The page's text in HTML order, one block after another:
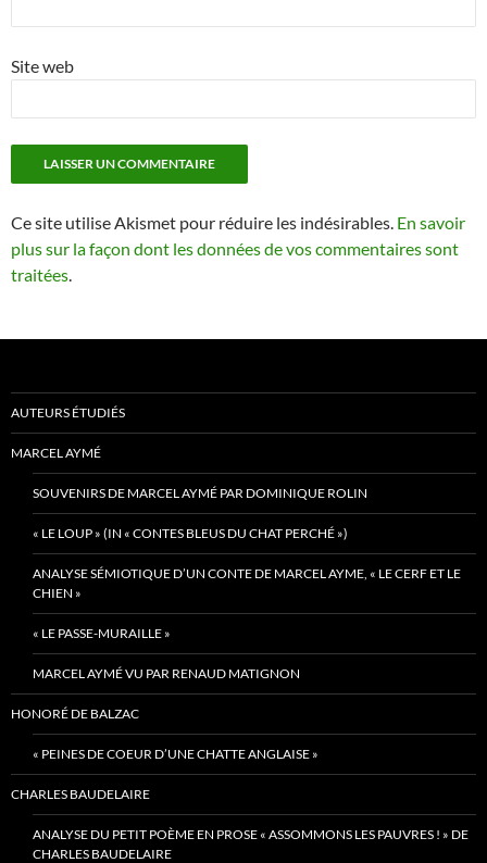
Site web
Ce site utilise Akismet pour réduire les indésirables. En savoir
plus sur la façon dont les données de vos commentaires sont
traitées.
AUTEURS ÉTUDIÉS
MARCEL AYMÉ
SOUVENIRS DE MARCEL AYMÉ PAR DOMINIQUE ROLIN
« LE LOUP » (IN « CONTES BLEUS DU CHAT PERCHÉ »)
ANALYSE SÉMIOTIQUE D’UN CONTE DE MARCEL AYME, « LE CERF ET LE
CHIEN »
« LE PASSE-MURAILLE »
MARCEL AYMÉ VU PAR RENAUD MATIGNON
HONORÉ DE BALZAC
« PEINES DE COEUR D’UNE CHATTE ANGLAISE »
CHARLES BAUDELAIRE
ANALYSE DU PETIT POÈME EN PROSE « ASSOMMONS LES PAUVRES ! » DE
CHARLES BAUDELAIRE